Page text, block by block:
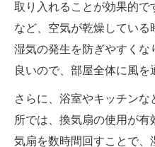
取り入れることが効果的で
など、空気が乾燥している
湿気の発生を防ぎやすくな
良いので、部屋全体に風を
さらに、浴室やキッチン
所では、換気扇の使用が
気扇を数時間回すことで